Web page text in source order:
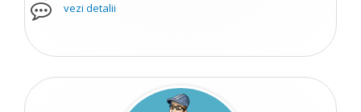
vezi detalii